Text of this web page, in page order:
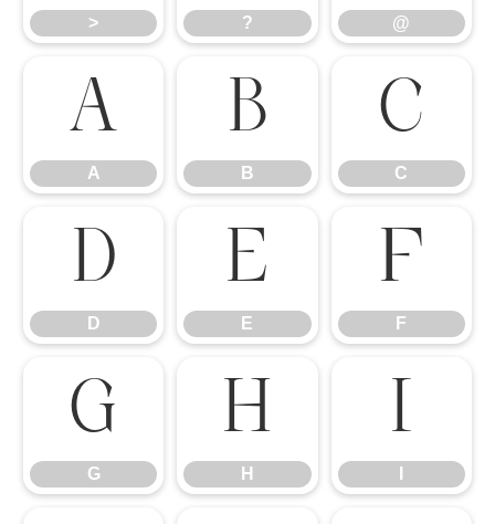
> ? @
A
A
B
B
C
C
D
D
E
E
F
F
G
G
H
H
I